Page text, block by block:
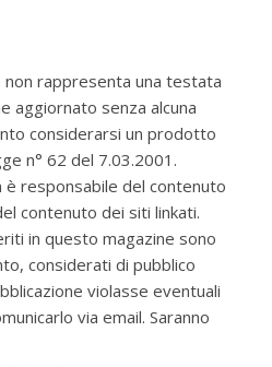
non rappresenta una testata
aggiornato senza alcuna
considerarsi un prodotto
n° 62 del 7.03.2001.
è responsabile del contenuto
contenuto dei siti linkati.
in questo magazine sono
considerati di pubblico
violasse eventuali
via email. Saranno